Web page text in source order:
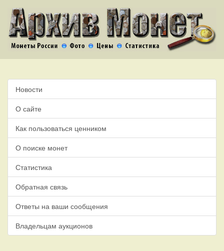
Новости
О сайте
Как пользоваться ценником
О поиске монет
Статистика
Обратная связь
Ответы на ваши сообщения
Владельцам аукционов